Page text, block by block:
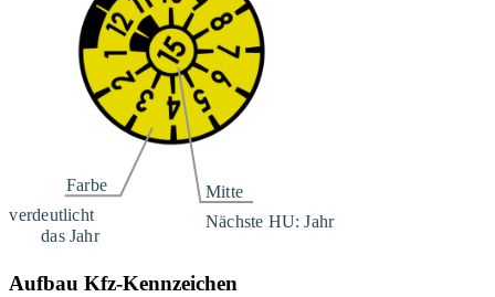
Aufbau Kfz-Kennzeichen